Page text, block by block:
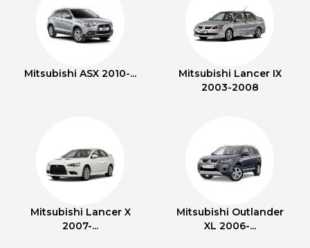
Mitsubishi ASX 2010-...
Mitsubishi Lancer IX
2003-2008
Mitsubishi Lancer X
2007-...
Mitsubishi Outlander
XL 2006-...